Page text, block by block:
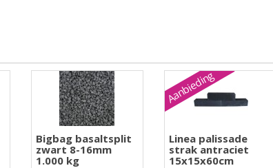
Bigbag basaltsplit
zwart 8-16mm
1.000 kg
Aanbieding
Linea palissade
strak antraciet
15x15x60cm